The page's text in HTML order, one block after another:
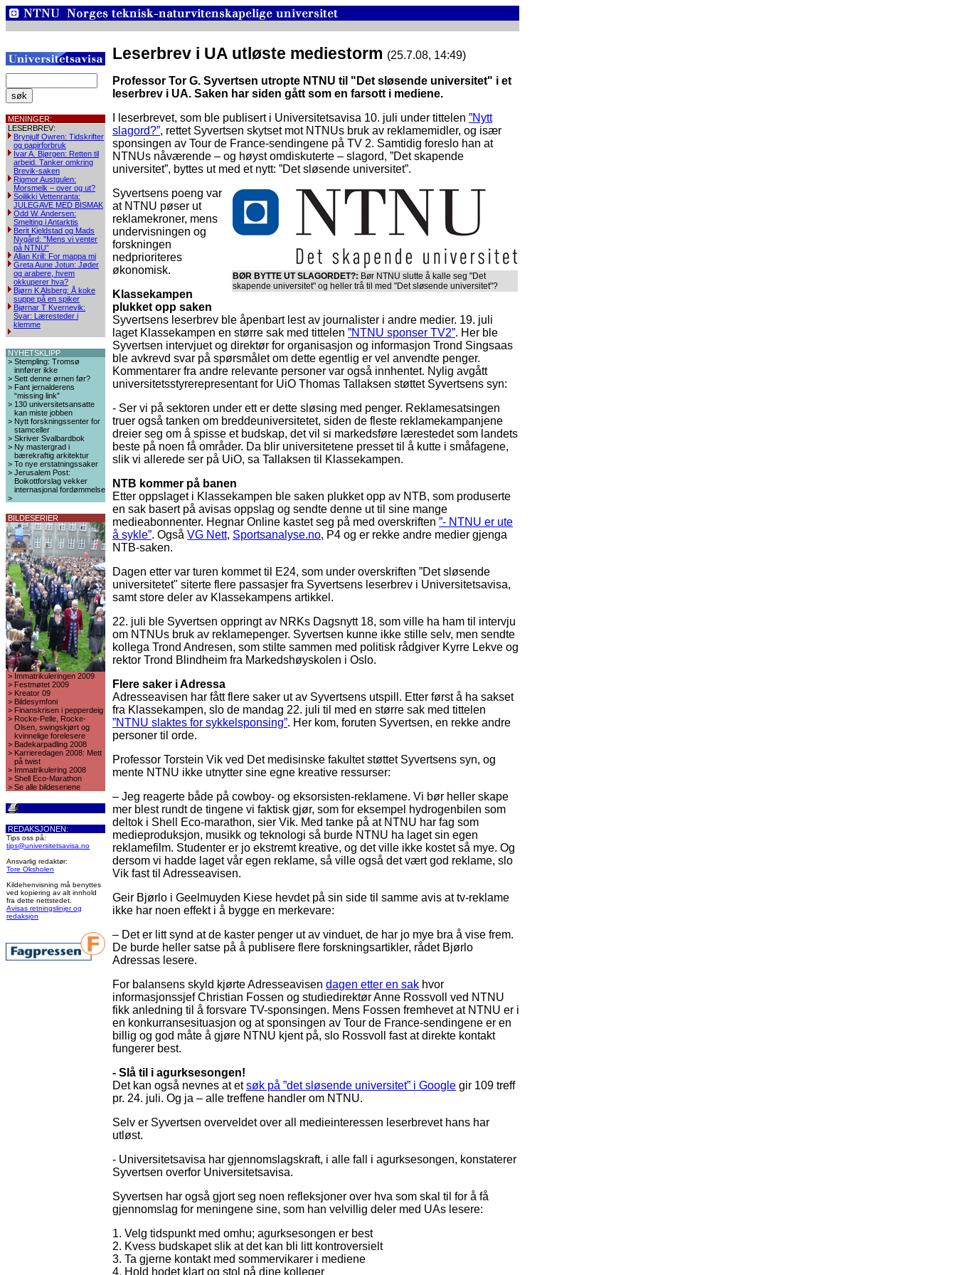
MENINGER:
LESERBREV:
Brynjulf Owren: Tidskrifter
og papirforbruk
Ivar A. Bjørgen: Retten til
arbeid. Tanker omkring
Brevik-saken
Rigmor Austgulen:
Morsmelk – over og ut?
Soilikki Vettenranta:
JULEGAVE MED BISMAK
Odd W. Andersen:
Smelting i Antarktis
Berit Kjeldstad og Mads
Nygård: ”Mens vi venter
på NTNU”
Allan Krill: For mappa mi
Greta Aune Jotun: Jøder
og arabere, hvem
okkuperer hva?
Bjørn K Alsberg: Å koke
suppe på en spiker
Bjørnar T Kvernevik:
Svar: Læresteder i
klemme
NYHETSKLIPP
> Stempling: Tromsø
innfører ikke
> Sett denne ørnen før?
> Fant jernalderens
“missing link”
> 130 universitetsansatte
kan miste jobben
> Nytt forskningssenter for
stamceller
> Skriver Svalbardbok
> Ny mastergrad i
bærekraftig arkitektur
> To nye erstatningssaker
> Jerusalem Post:
Boikottforslag vekker
internasjonal fordømmelse
>
BILDESERIER
> Immatrikuleringen 2009
> Festmøtet 2009
> Kreator 09
> Bildesymfoni
> Finanskrisen i pepperdeig
> Rocke-Pelle, Rocke-
Olsen, swingskjørt og
kvinnelige forelesere
> Badekarpadling 2008
> Karrieredagen 2008: Mett
på twist
> Immatrikulering 2008
> Shell Eco-Marathon
> Se alle bildeseriene
REDAKSJONEN:
Tips oss på:
tips@universitetsavisa.no
Ansvarlig redaktør:
Tore Oksholen
Kildehenvisning må benyttes
ved kopiering av alt innhold
fra dette nettstedet.
Avisas retningslinjer og
redaksjon
Leserbrev i UA utløste mediestorm (25.7.08, 14:49)
Professor Tor G. Syvertsen utropte NTNU til "Det sløsende universitet" i et
leserbrev i UA. Saken har siden gått som en farsott i mediene.
I leserbrevet, som ble publisert i Universitetsavisa 10. juli under tittelen ”Nytt
slagord?”, rettet Syvertsen skytset mot NTNUs bruk av reklamemidler, og især
sponsingen av Tour de France-sendingene på TV 2. Samtidig foreslo han at
NTNUs nåværende – og høyst omdiskuterte – slagord, ”Det skapende
universitet”, byttes ut med et nytt: ”Det sløsende universitet”.
BØR BYTTE UT SLAGORDET?: Bør NTNU slutte å kalle seg "Det
skapende universitet" og heller trå til med "Det sløsende universitet"?
Syvertsens poeng var
at NTNU pøser ut
reklamekroner, mens
undervisningen og
forskningen
nedprioriteres
økonomisk.
Klassekampen
plukket opp saken
Syvertsens leserbrev ble åpenbart lest av journalister i andre medier. 19. juli
laget Klassekampen en større sak med tittelen ”NTNU sponser TV2”. Her ble
Syvertsen intervjuet og direktør for organisasjon og informasjon Trond Singsaas
ble avkrevd svar på spørsmålet om dette egentlig er vel anvendte penger.
Kommentarer fra andre relevante personer var også innhentet. Nylig avgått
universitetsstyrerepresentant for UiO Thomas Tallaksen støttet Syvertsens syn:
- Ser vi på sektoren under ett er dette sløsing med penger. Reklamesatsingen
truer også tanken om breddeuniversitetet, siden de fleste reklamekampanjene
dreier seg om å spisse et budskap, det vil si markedsføre lærestedet som landets
beste på noen få områder. Da blir universitetene presset til å kutte i småfagene,
slik vi allerede ser på UiO, sa Tallaksen til Klassekampen.
NTB kommer på banen
Etter oppslaget i Klassekampen ble saken plukket opp av NTB, som produserte
en sak basert på avisas oppslag og sendte denne ut til sine mange
medieabonnenter. Hegnar Online kastet seg på med overskriften ”- NTNU er ute
å sykle”. Også VG Nett, Sportsanalyse.no, P4 og er rekke andre medier gjenga
NTB-saken.
Dagen etter var turen kommet til E24, som under overskriften ”Det sløsende
universitetet" siterte flere passasjer fra Syvertsens leserbrev i Universitetsavisa,
samt store deler av Klassekampens artikkel.
22. juli ble Syvertsen oppringt av NRKs Dagsnytt 18, som ville ha ham til intervju
om NTNUs bruk av reklamepenger. Syvertsen kunne ikke stille selv, men sendte
kollega Trond Andresen, som stilte sammen med politisk rådgiver Kyrre Lekve og
rektor Trond Blindheim fra Markedshøyskolen i Oslo.
Flere saker i Adressa
Adresseavisen har fått flere saker ut av Syvertsens utspill. Etter først å ha sakset
fra Klassekampen, slo de mandag 22. juli til med en større sak med tittelen
”NTNU slaktes for sykkelsponsing”. Her kom, foruten Syvertsen, en rekke andre
personer til orde.
Professor Torstein Vik ved Det medisinske fakultet støttet Syvertsens syn, og
mente NTNU ikke utnytter sine egne kreative ressurser:
– Jeg reagerte både på cowboy- og eksorsisten-reklamene. Vi bør heller skape
mer blest rundt de tingene vi faktisk gjør, som for eksempel hydrogenbilen som
deltok i Shell Eco-marathon, sier Vik. Med tanke på at NTNU har fag som
medieproduksjon, musikk og teknologi så burde NTNU ha laget sin egen
reklamefilm. Studenter er jo ekstremt kreative, og det ville ikke kostet så mye. Og
dersom vi hadde laget vår egen reklame, så ville også det vært god reklame, slo
Vik fast til Adresseavisen.
Geir Bjørlo i Geelmuyden Kiese hevdet på sin side til samme avis at tv-reklame
ikke har noen effekt i å bygge en merkevare:
– Det er litt synd at de kaster penger ut av vinduet, de har jo mye bra å vise frem.
De burde heller satse på å publisere flere forskningsartikler, rådet Bjørlo
Adressas lesere.
For balansens skyld kjørte Adresseavisen dagen etter en sak hvor
informasjonssjef Christian Fossen og studiedirektør Anne Rossvoll ved NTNU
fikk anledning til å forsvare TV-sponsingen. Mens Fossen fremhevet at NTNU er i
en konkurransesituasjon og at sponsingen av Tour de France-sendingene er en
billig og god måte å gjøre NTNU kjent på, slo Rossvoll fast at direkte kontakt
fungerer best.
- Slå til i agurksesongen!
Det kan også nevnes at etsøk på ”det sløsende universitet” i Google gir 109 treff
pr. 24. juli. Og ja – alle treffene handler om NTNU.
Selv er Syvertsen overveldet over all medieinteressen leserbrevet hans har
utløst.
- Universitetsavisa har gjennomslagskraft, i alle fall i agurksesongen, konstaterer
Syvertsen overfor Universitetsavisa.
Syvertsen har også gjort seg noen refleksjoner over hva som skal til for å få
gjennomslag for meningene sine, som han velvillig deler med UAs lesere:
1. Velg tidspunkt med omhu; agurksesongen er best
2. Kvess budskapet slik at det kan bli litt kontroversielt
3. Ta gjerne kontakt med sommervikarer i mediene
4. Hold hodet klart og stol på dine kolleger